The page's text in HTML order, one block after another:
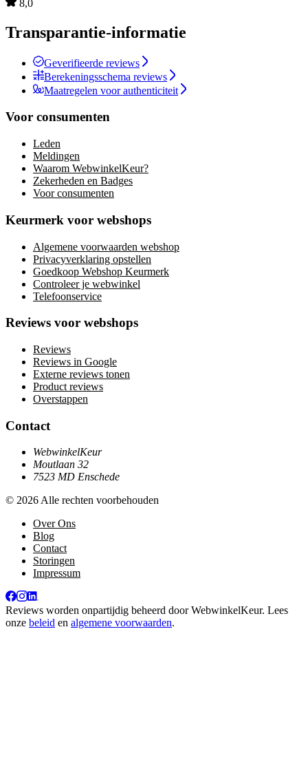
8,0
Transparantie-informatie
Geverifieerde reviews
Berekeningsschema reviews
Maatregelen voor authenticiteit
Voor consumenten
Leden
Meldingen
Waarom WebwinkelKeur?
Zekerheden en Badges
Voor consumenten
Keurmerk voor webshops
Algemene voorwaarden webshop
Privacyverklaring opstellen
Goedkoop Webshop Keurmerk
Controleer je webwinkel
Telefoonservice
Reviews voor webshops
Reviews
Reviews in Google
Externe reviews tonen
Product reviews
Overstappen
Contact
WebwinkelKeur
Moutlaan 32
7523 MD Enschede
© 2026 Alle rechten voorbehouden
Over Ons
Blog
Contact
Storingen
Impressum
Reviews worden onpartijdig beheerd doorWebwinkelKeur. Lees
onze beleid en algemene voorwaarden.